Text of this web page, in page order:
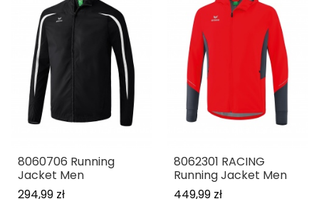
8060706 Running
Jacket Men
294,99 zł
8062301 RACING
Running Jacket Men
449,99 zł